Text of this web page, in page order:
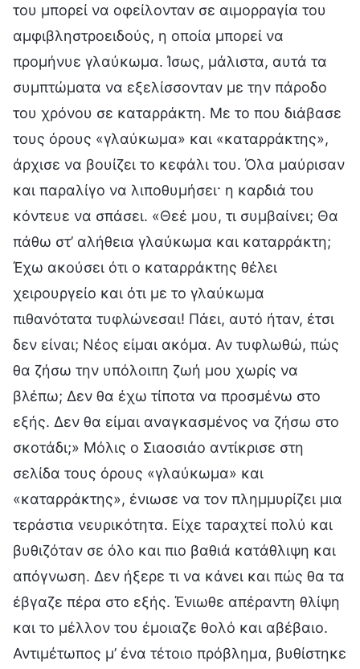
του μπορεί να οφείλονταν σε αιμορραγία του
αμφιβληστροειδούς, η οποία μπορεί να
προμήνυε γλαύκωμα. Ίσως, μάλιστα, αυτά τα
συμπτώματα να εξελίσσονταν με την πάροδο
του χρόνου σε καταρράκτη. Με το που διάβασε
τους όρους «γλαύκωμα» και «καταρράκτης»,
άρχισε να βουίζει το κεφάλι του. Όλα μαύρισαν
και παραλίγο να λιποθυμήσει· η καρδιά του
κόντευε να σπάσει. «Θεέ μου, τι συμβαίνει; Θα
πάθω στ’ αλήθεια γλαύκωμα και καταρράκτη;
Έχω ακούσει ότι ο καταρράκτης θέλει
χειρουργείο και ότι με το γλαύκωμα
πιθανότατα τυφλώνεσαι! Πάει, αυτό ήταν, έτσι
δεν είναι; Νέος είμαι ακόμα. Αν τυφλωθώ, πώς
θα ζήσω την υπόλοιπη ζωή μου χωρίς να
βλέπω; Δεν θα έχω τίποτα να προσμένω στο
εξής. Δεν θα είμαι αναγκασμένος να ζήσω στο
σκοτάδι;» Μόλις ο Σιαοσιάο αντίκρισε στη
σελίδα τους όρους «γλαύκωμα» και
«καταρράκτης», ένιωσε να τον πλημμυρίζει μια
τεράστια νευρικότητα. Είχε ταραχτεί πολύ και
βυθιζόταν σε όλο και πιο βαθιά κατάθλιψη και
απόγνωση. Δεν ήξερε τι να κάνει και πώς θα τα
έβγαζε πέρα στο εξής. Ένιωθε απέραντη θλίψη
και το μέλλον του έμοιαζε θολό και αβέβαιο.
Αντιμέτωπος μ’ ένα τέτοιο πρόβλημα, βυθίστηκε